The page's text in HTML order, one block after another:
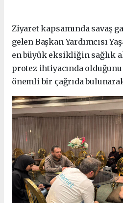
Ziyaret kapsamında savaş
gelen Başkan Yardımcısı
en büyük eksikliğin sağlık
protez ihtiyacında
önemli bir çağrıda